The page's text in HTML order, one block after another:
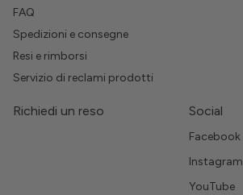
FAQ
Spedizioni e consegne
Resi e rimborsi
Servizio di reclami prodotti
Richiedi un reso Social
Facebook
Instagram
YouTube